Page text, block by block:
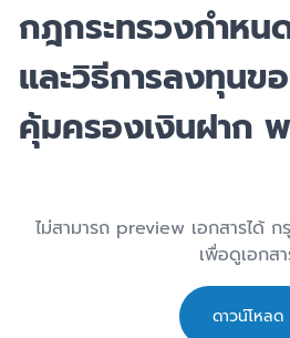
กฎกระทรวงกำห
และวิธีการลงทุนข
คุ้มครองเงินฝาก
ไม่สามารถ preview เอกสารได้
เพื่อดูเอกส
ดาวน์โหลด